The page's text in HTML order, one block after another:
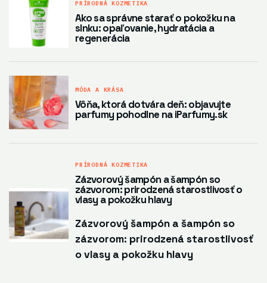
PRÍRODNÁ KOZMETIKA
Ako sa správne starať o pokožku na
slnku: opaľovanie, hydratácia a
regenerácia
MÓDA A KRÁSA
Vôňa, ktorá dotvára deň: objavujte
parfumy pohodlne na iParfumy.sk
PRÍRODNÁ KOZMETIKA
Zázvorový šampón a šampón so
zázvorom: prirodzená starostlivosť o
vlasy a pokožku hlavy
Zázvorový šampón a šampón so
zázvorom: prirodzená starostlivosť
o vlasy a pokožku hlavy